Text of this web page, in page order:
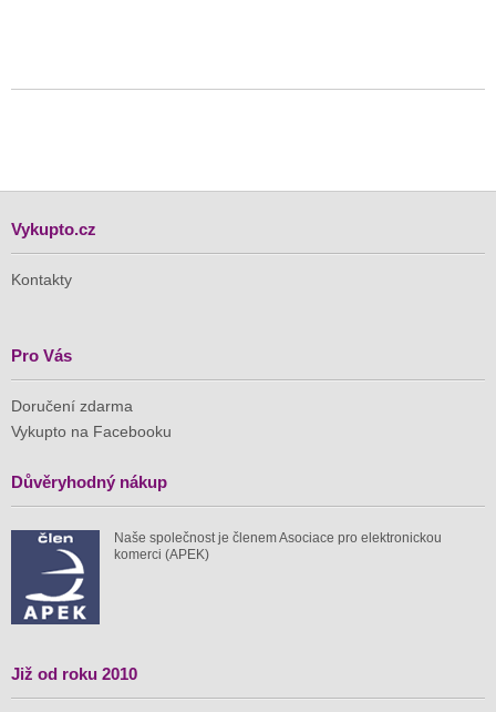
Vykupto.cz
Kontakty
Pro Vás
Doručení zdarma
Vykupto na Facebooku
Důvěryhodný nákup
Naše společnost je členem Asociace pro elektronickou
komerci (APEK)
Již od roku 2010